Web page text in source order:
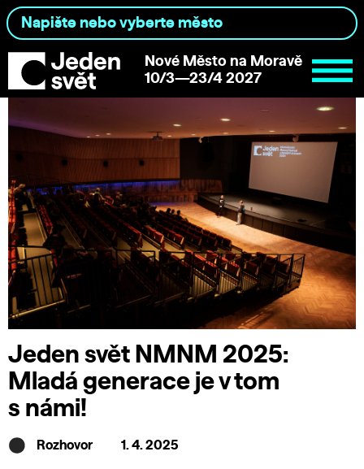
Nové Město na Moravě
10/3—23/4 2027
Jeden svět NMNM 2025:
Mladá generace je v tom
s námi!
Rozhovor 1. 4. 2025